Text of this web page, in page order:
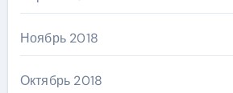
Ноябрь 2018
Октябрь 2018